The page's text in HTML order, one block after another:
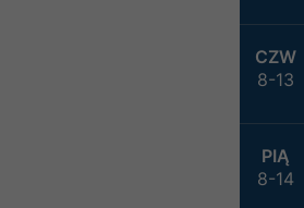
CZW
8-13
PIĄ
8-14